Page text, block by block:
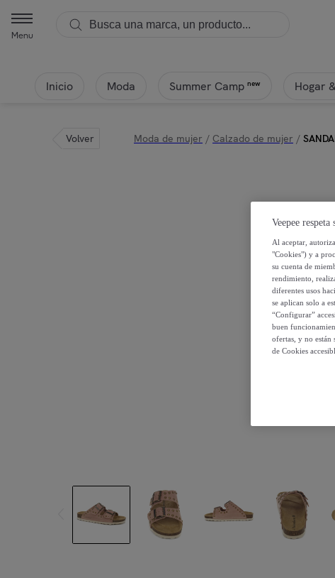
Menu
Inicio Moda Summer Camp new Hogar
Volver Moda de mujer / Calzado de mujer /
Veepee
Al aceptar,
"Cookies") y a
su cuenta de
rendimiento,
diferentes usos
se aplican solo a
“Configurar”
buen
ofertas, y no están
de Cookies